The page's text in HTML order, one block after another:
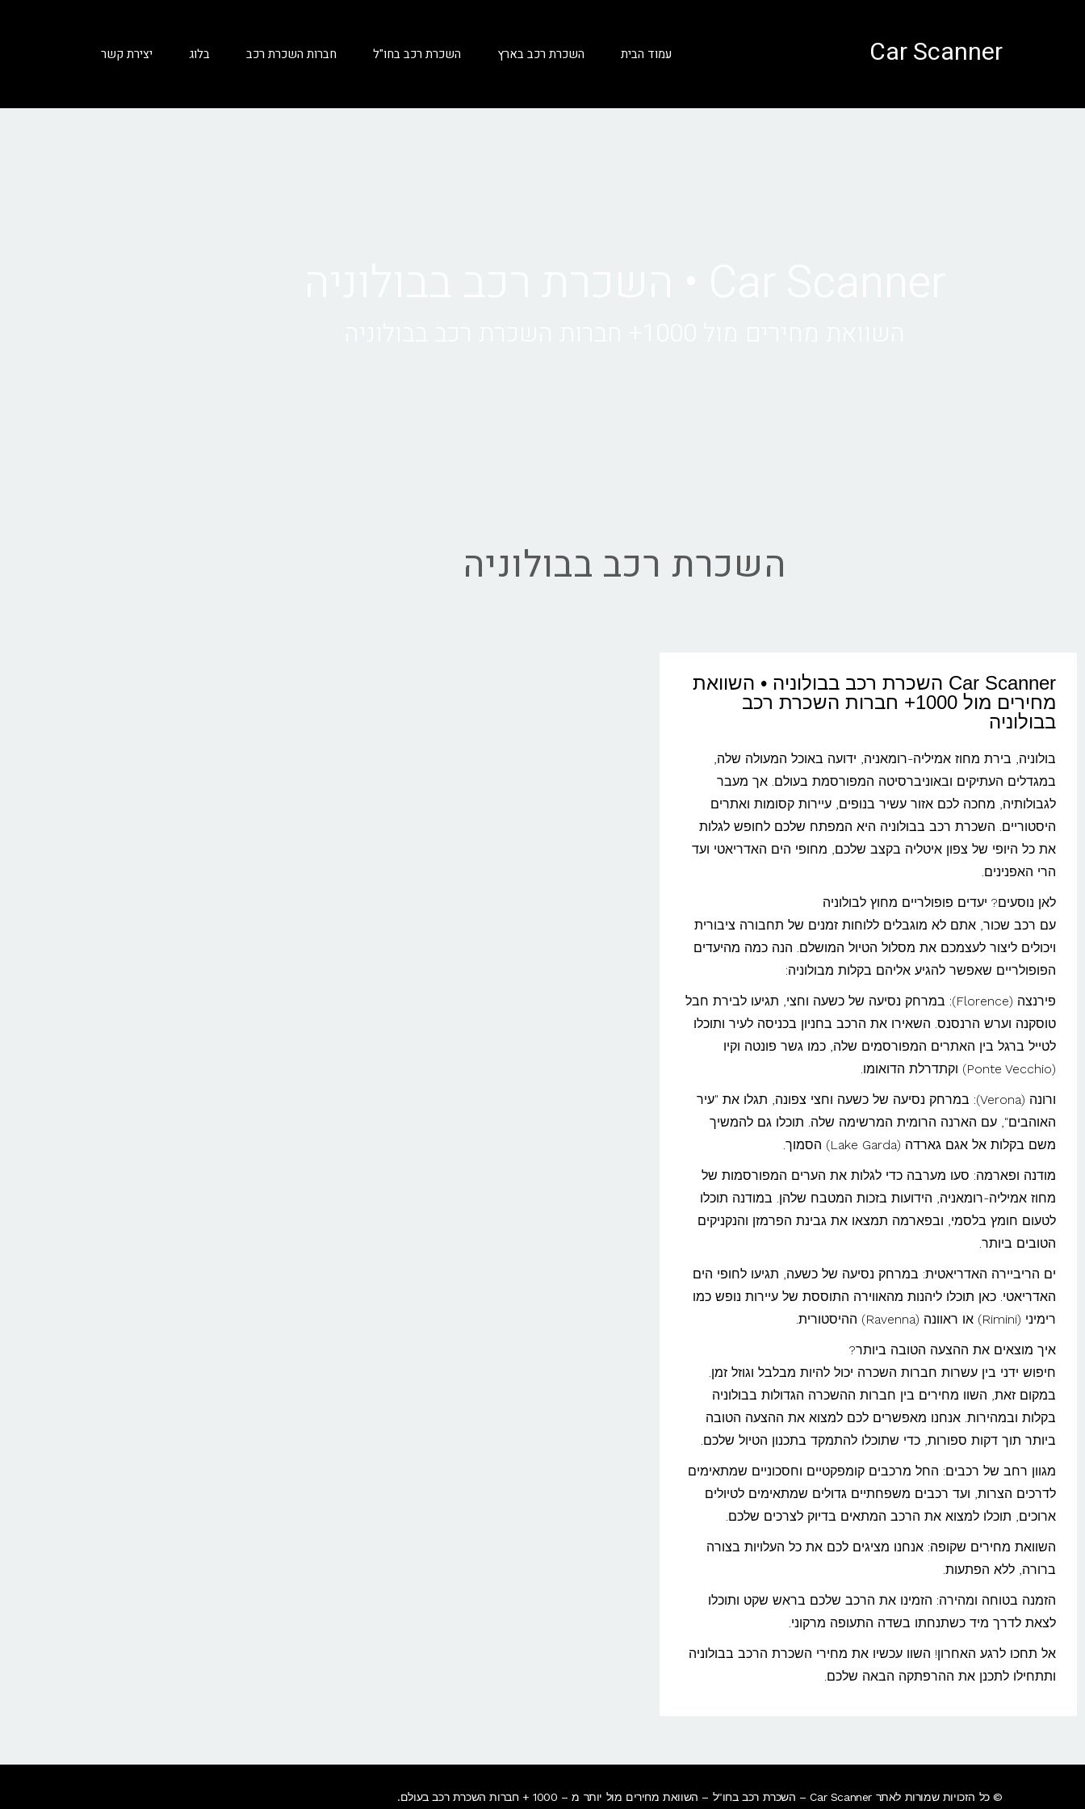
Car Scanner עמוד הבית השכרת רכב בארץ השכרת רכב בחו"ל חברות השכרת רכב בלוג יצירת קשר
השכרת רכב בבולוניה
Car Scanner השכרת רכב בבולוניה • השוואת
מחירים מול 1000+ חברות השכרת רכב
בבולוניה
בולוניה, בירת מחוז אמיליה-רומאניה, ידועה באוכל המעולה שלה,
במגדלים העתיקים ובאוניברסיטה המפורסמת בעולם. אך מעבר
לגבולותיה, מחכה לכם אזור עשיר בנופים, עיירות קסומות ואתרים
היסטוריים. השכרת רכב בבולוניה היא המפתח שלכם לחופש לגלות
את כל היופי של צפון איטליה בקצב שלכם, מחופי הים האדריאטי ועד
הרי האפנינים.
לאן נוסעים? יעדים פופולריים מחוץ לבולוניה
עם רכב שכור, אתם לא מוגבלים ללוחות זמנים של תחבורה ציבורית
ויכולים ליצור לעצמכם את מסלול הטיול המושלם. הנה כמה מהיעדים
הפופולריים שאפשר להגיע אליהם בקלות מבולוניה:
פירנצה (Florence): במרחק נסיעה של כשעה וחצי, תגיעו לבירת חבל
טוסקנה וערש הרנסנס. השאירו את הרכב בחניון בכניסה לעיר ותוכלו
לטייל ברגל בין האתרים המפורסמים שלה, כמו גשר פונטה וקיו
(Ponte Vecchio) וקתדרלת הדואומו.
ורונה (Verona): במרחק נסיעה של כשעה וחצי צפונה, תגלו את "עיר
האוהבים", עם הארנה הרומית המרשימה שלה. תוכלו גם להמשיך
משם בקלות אל אגם גארדה (Lake Garda) הסמוך.
מודנה ופארמה: סעו מערבה כדי לגלות את הערים המפורסמות של
מחוז אמיליה-רומאניה, הידועות בזכות המטבח שלהן. במודנה תוכלו
לטעום חומץ בלסמי, ובפארמה תמצאו את גבינת הפרמזן והנקניקים
הטובים ביותר.
ים הריביירה האדריאטית: במרחק נסיעה של כשעה, תגיעו לחופי הים
האדריאטי. כאן תוכלו ליהנות מהאווירה התוססת של עיירות נופש כמו
רימיני (Rimini) או ראוונה (Ravenna) ההיסטורית.
איך מוצאים את ההצעה הטובה ביותר?
חיפוש ידני בין עשרות חברות השכרה יכול להיות מבלבל וגוזל זמן.
במקום זאת, השוו מחירים בין חברות ההשכרה הגדולות בבולוניה
בקלות ובמהירות. אנחנו מאפשרים לכם למצוא את ההצעה הטובה
ביותר תוך דקות ספורות, כדי שתוכלו להתמקד בתכנון הטיול שלכם.
מגוון רחב של רכבים: החל מרכבים קומפקטיים וחסכוניים שמתאימים
לדרכים הצרות, ועד רכבים משפחתיים גדולים שמתאימים לטיולים
ארוכים, תוכלו למצוא את הרכב המתאים בדיוק לצרכים שלכם.
השוואת מחירים שקופה: אנחנו מציגים לכם את כל העלויות בצורה
ברורה, ללא הפתעות.
הזמנה בטוחה ומהירה: הזמינו את הרכב שלכם בראש שקט ותוכלו
לצאת לדרך מיד כשתנחתו בשדה התעופה מרקוני.
אל תחכו לרגע האחרון! השוו עכשיו את מחירי השכרת הרכב בבולוניה
ותתחילו לתכנן את ההרפתקה הבאה שלכם.
© כל הזכויות שמורות לאתר Car Scanner – השכרת רכב בחו"ל – השוואת מחירים מול יותר מ – 1000 + חברות השכרת רכב בעולם.